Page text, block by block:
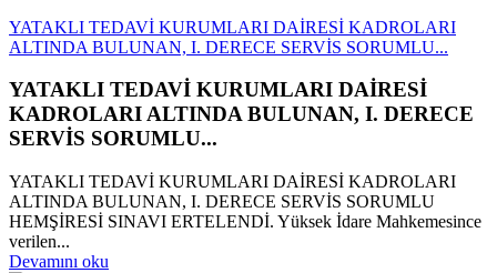
YATAKLI TEDAVİ KURUMLARI DAİRESİ KADROLARI
ALTINDA BULUNAN, I. DERECE SERVİS SORUMLU...
YATAKLI TEDAVİ KURUMLARI DAİRESİ
KADROLARI ALTINDA BULUNAN, I. DERECE
SERVİS SORUMLU...
YATAKLI TEDAVİ KURUMLARI DAİRESİ KADROLARI
ALTINDA BULUNAN, I. DERECE SERVİS SORUMLU
HEMŞİRESİ SINAVI ERTELENDİ. Yüksek İdare Mahkemesince
verilen...
Devamını oku